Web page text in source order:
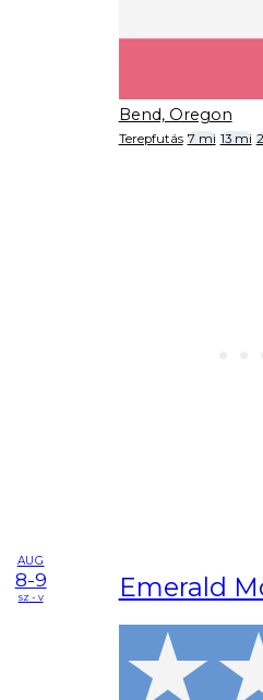
Bend, Oregon
Terepfutás 7 mi 13 mi
AUG
8-9
sz - v Emerald